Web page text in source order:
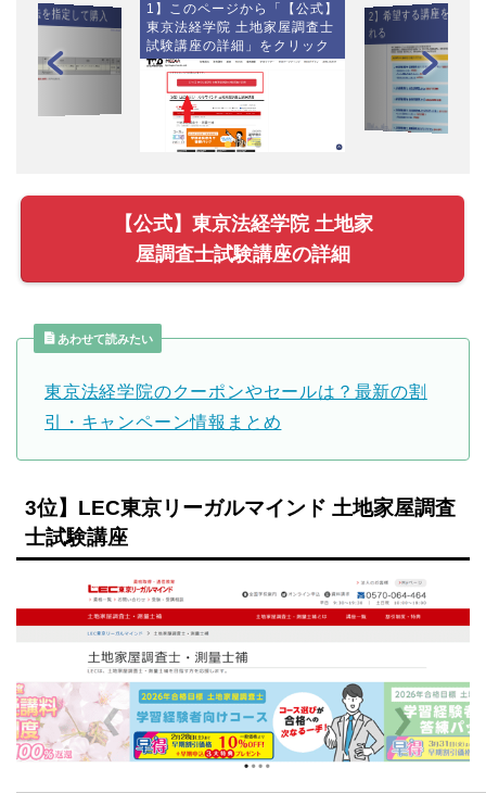
払方法を指定して購入
1】このページから「【公式】
東京法経学院 土地家屋調査士
試験講座の詳細」をクリック
2】希望する講座をカー
れる
【公式】東京法経学院 土地家
屋調査士試験講座の詳細
あわせて読みたい
東京法経学院のクーポンやセールは？最新の割
引・キャンペーン情報まとめ
3位】LEC東京リーガルマインド 土地家屋調査
士試験講座